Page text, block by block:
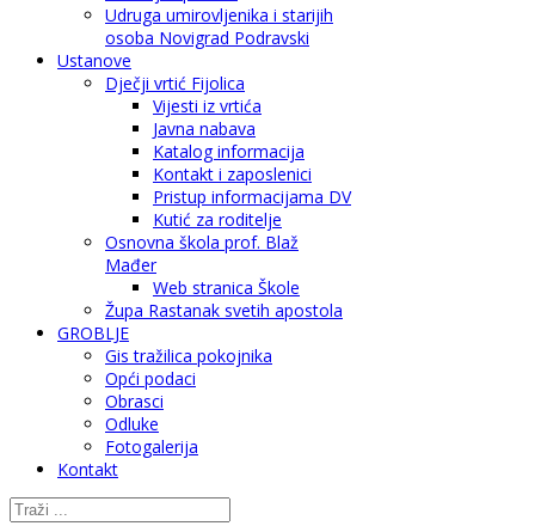
Udruga umirovljenika i starijih
osoba Novigrad Podravski
Ustanove
Dječji vrtić Fijolica
Vijesti iz vrtića
Javna nabava
Katalog informacija
Kontakt i zaposlenici
Pristup informacijama DV
Kutić za roditelje
Osnovna škola prof. Blaž
Mađer
Web stranica Škole
Župa Rastanak svetih apostola
GROBLJE
Gis tražilica pokojnika
Opći podaci
Obrasci
Odluke
Fotogalerija
Kontakt